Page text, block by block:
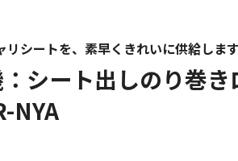
リシートを、素早くきれいに供給しま
シート出しのり巻き
NYA